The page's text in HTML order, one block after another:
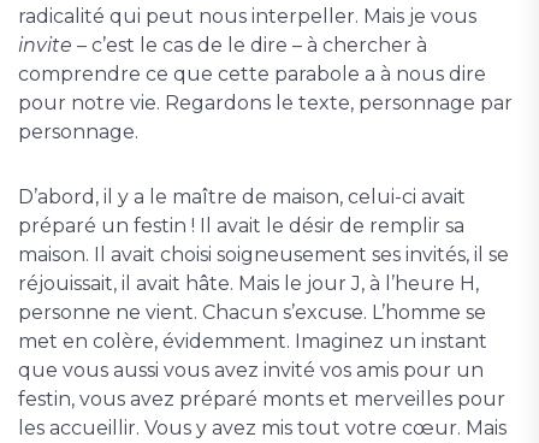
radicalité qui peut nous interpeller. Mais je vous
invite – c’est le cas de le dire – à chercher à
comprendre ce que cette parabole a à nous dire
pour notre vie. Regardons le texte, personnage par
personnage.
D’abord, il y a le maître de maison, celui-ci avait
préparé un festin ! Il avait le désir de remplir sa
maison. Il avait choisi soigneusement ses invités, il se
réjouissait, il avait hâte. Mais le jour J, à l’heure H,
personne ne vient. Chacun s’excuse. L’homme se
met en colère, évidemment. Imaginez un instant
que vous aussi vous avez invité vos amis pour un
festin, vous avez préparé monts et merveilles pour
les accueillir. Vous y avez mis tout votre cœur. Mais